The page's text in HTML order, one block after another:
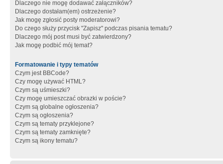
Dlaczego nie mogę dodawać załączników?
Dlaczego dostałam(em) ostrzeżenie?
Jak mogę zgłosić posty moderatorowi?
Do czego służy przycisk "Zapisz" podczas pisania tematu?
Dlaczego mój post musi być zatwierdzony?
Jak mogę podbić mój temat?
Formatowanie i typy tematów
Czym jest BBCode?
Czy mogę używać HTML?
Czym są uśmieszki?
Czy mogę umieszczać obrazki w poście?
Czym są globalne ogłoszenia?
Czym są ogłoszenia?
Czym są tematy przyklejone?
Czym są tematy zamknięte?
Czym są ikony tematu?